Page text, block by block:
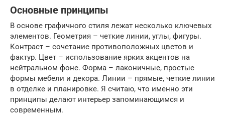
Основные принципы
В основе графичного стиля лежат несколько ключевых
элементов. Геометрия – четкие линии, углы, фигуры.
Контраст – сочетание противоположных цветов и
фактур. Цвет – использование ярких акцентов на
нейтральном фоне. Форма – лаконичные, простые
формы мебели и декора. Линии – прямые, четкие линии
в отделке и планировке. Я считаю, что именно эти
принципы делают интерьер запоминающимся и
современным.